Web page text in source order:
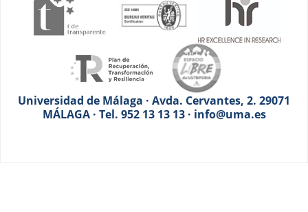
Universidad de Málaga · Avda. Cervantes, 2. 29071
MÁLAGA · Tel. 952 13 13 13 · info@uma.es